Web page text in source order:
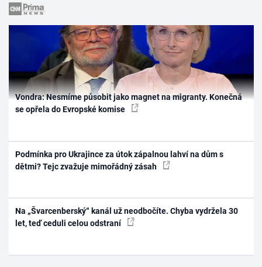
Vondra: Nesmíme působit jako magnet na migranty. Konečná
se opřela do Evropské komise
Podmínka pro Ukrajince za útok zápalnou lahví na dům s
dětmi? Tejc zvažuje mimořádný zásah
Na „Švarcenberský“ kanál už neodbočíte. Chyba vydržela 30
let, teď ceduli celou odstraní